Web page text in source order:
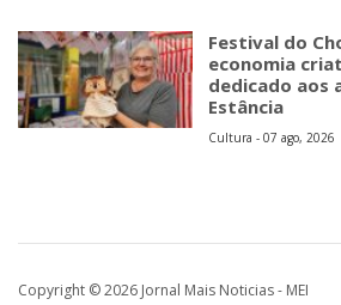
Festival do
economia
dedicado aos
Estância
Cultura - 07 ago, 2026
Copyright © 2026 Jornal Mais Noticias - MEI